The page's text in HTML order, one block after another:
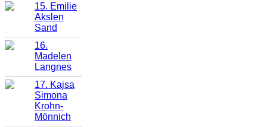
15. Emilie
Akslen
Sand
16.
Madelen
Langnes
17. Kajsa
Simona
Krohn-
Mönnich